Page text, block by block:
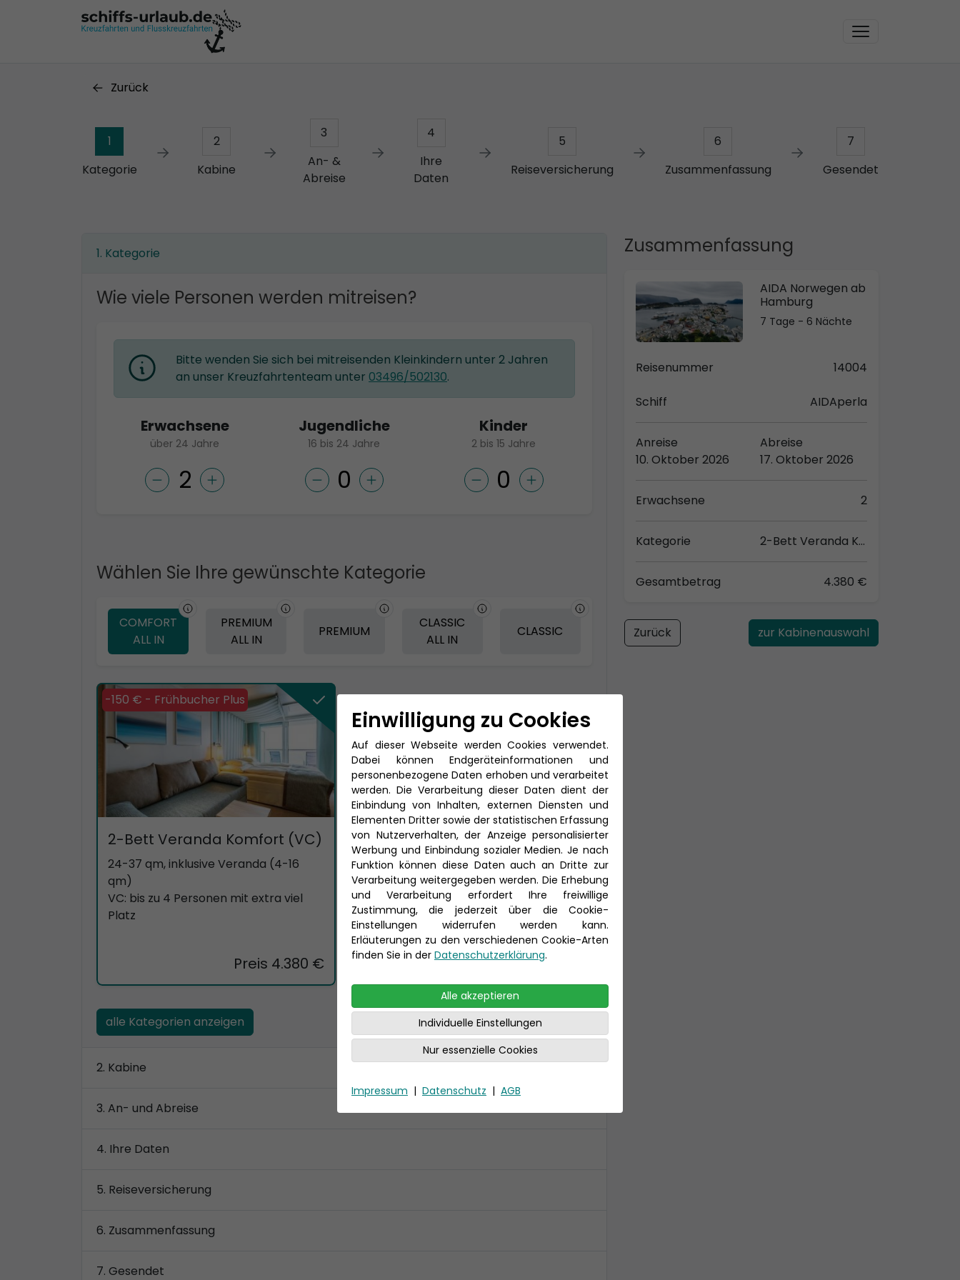
Zurück
1
Kategorie
2
Kabine
3
An- &
Abreise
4
Ihre
Daten
5
Reiseversicherung
6
Zusammenfassung
7
Gesendet
Zusammenfassung
AIDA Norwegen ab
Hamburg
7 Tage - 6 Nächte
Reisenummer 14004
Schiff AIDAperla
Anreise
10. Oktober 2026
Abreise
17. Oktober 2026
Erwachsene 2
Kategorie 2-Bett Veranda Komfort (VC)
Gesamtbetrag 4.380 €
Zurück zur Kabinenauswahl
Kategorie
Wie viele Personen werden mitreisen?
Bitte wenden Sie sich bei mitreisenden Kleinkindern unter 2 Jahren
an unser Kreuzfahrtenteam unter 03496/502130.
Erwachsene
über 24 Jahre
Jugendliche
16 bis 24 Jahre
Kinder
2 bis 15 Jahre
Wählen Sie Ihre gewünschte Kategorie
COMFORT
ALL IN
PREMIUM
ALL IN
PREMIUM
CLASSIC
ALL IN
CLASSIC
-150 € - Frühbucher Plus
2-Bett Veranda Komfort (VC)
24-37 qm, inklusive Veranda (4-16
qm)
VC: bis zu 4 Personen mit extra viel
Platz
Preis 4.380 €
alle Kategorien anzeigen
Kabine
An- und Abreise
Ihre Daten
Reiseversicherung
Zusammenfassung
Gesendet
Einwilligung zu Cookies
Auf dieser Webseite werden Cookies verwendet.
Dabei können Endgeräteinformationen und
personenbezogene Daten erhoben und verarbeitet
werden. Die Verarbeitung dieser Daten dient der
Einbindung von Inhalten, externen Diensten und
Elementen Dritter sowie der statistischen Erfassung
von Nutzerverhalten, der Anzeige personalisierter
Werbung und Einbindung sozialer Medien. Je nach
Funktion können diese Daten auch an Dritte zur
Verarbeitung weitergegeben werden. Die Erhebung
und Verarbeitung erfordert Ihre freiwillige
Zustimmung, die jederzeit über die Cookie-
Einstellungen widerrufen werden kann.
Erläuterungen zu den verschiedenen Cookie-Arten
finden Sie in der Datenschutzerklärung.
Alle akzeptieren
Individuelle Einstellungen
Nur essenzielle Cookies
Impressum | Datenschutz | AGB